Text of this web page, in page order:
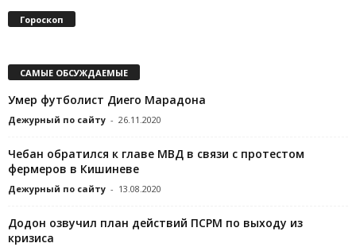
Гороскоп
САМЫЕ ОБСУЖДАЕМЫЕ
Умер футболист Диего Марадона
Дежурный по сайту - 26.11.2020
Чебан обратился к главе МВД в связи с протестом
фермеров в Кишиневе
Дежурный по сайту - 13.08.2020
Додон озвучил план действий ПСРМ по выходу из
кризиса